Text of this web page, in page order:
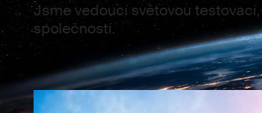
Jsme vedoucí světovou
společností.